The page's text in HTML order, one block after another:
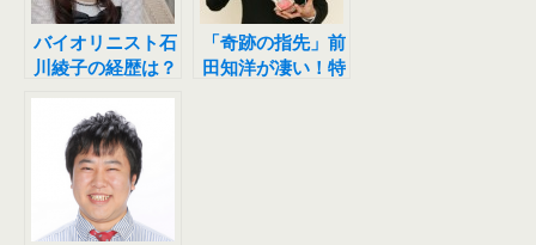
バイオリニスト石
川綾子の経歴は？
兄はシドニーでロ
ックバンドをして
いた！
「奇跡の指先」前
田知洋が凄い！特